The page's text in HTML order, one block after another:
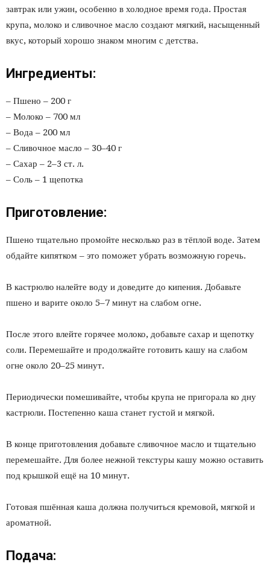
завтрак или ужин, особенно в холодное время года. Простая
крупа, молоко и сливочное масло создают мягкий, насыщенный
вкус, который хорошо знаком многим с детства.
Ингредиенты:
– Пшено – 200 г
– Молоко – 700 мл
– Вода – 200 мл
– Сливочное масло – 30–40 г
– Сахар – 2–3 ст. л.
– Соль – 1 щепотка
Приготовление:
Пшено тщательно промойте несколько раз в тёплой воде. Затем
обдайте кипятком – это поможет убрать возможную горечь.
В кастрюлю налейте воду и доведите до кипения. Добавьте
пшено и варите около 5–7 минут на слабом огне.
После этого влейте горячее молоко, добавьте сахар и щепотку
соли. Перемешайте и продолжайте готовить кашу на слабом
огне около 20–25 минут.
Периодически помешивайте, чтобы крупа не пригорала ко дну
кастрюли. Постепенно каша станет густой и мягкой.
В конце приготовления добавьте сливочное масло и тщательно
перемешайте. Для более нежной текстуры кашу можно оставить
под крышкой ещё на 10 минут.
Готовая пшённая каша должна получиться кремовой, мягкой и
ароматной.
Подача: